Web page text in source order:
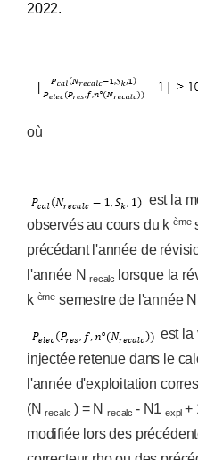
2022.
où
est la
observés au cours du k ème
précédant l'année de
l'année Nrecalc
lorsque la
k ème semestre de l'année N
est la
injectée retenue dans le
l'année d'exploitation
(Nrecalc ) = Nrecalc - N1 expl+
modifiée lors des